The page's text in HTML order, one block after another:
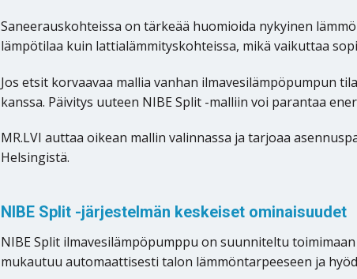
Saneerauskohteissa on tärkeää huomioida nykyinen
lämpötilaa kuin lattialämmityskohteissa, mikä vaikuttaa
Jos etsit korvaavaa mallia vanhan ilmavesilämpöpumpun
kanssa. Päivitys uuteen NIBE Split -malliin voi parantaa
MR.LVI auttaa oikean mallin valinnassa ja tarjoaa
Helsingistä.
NIBE Split -järjestelmän keskeiset ominaisuudet
NIBE Split ilmavesilämpöpumppu on suunniteltu
mukautuu automaattisesti talon lämmöntarpeeseen ja